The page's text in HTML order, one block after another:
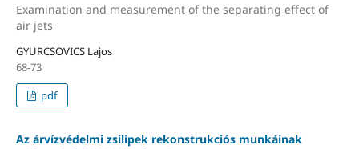
Examination and measurement of the separating effect of
air jets
GYURCSOVICS Lajos
68-73
pdf
Az árvízvédelmi zsilipek rekonstrukciós munkáinak